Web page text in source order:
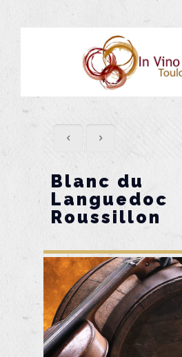
Blanc du
Languedoc
Roussillon